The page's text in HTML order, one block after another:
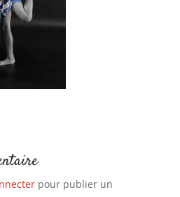
pour publier un